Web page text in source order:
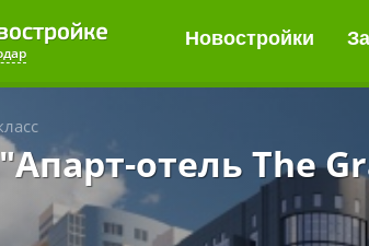
Новостройки
отель The